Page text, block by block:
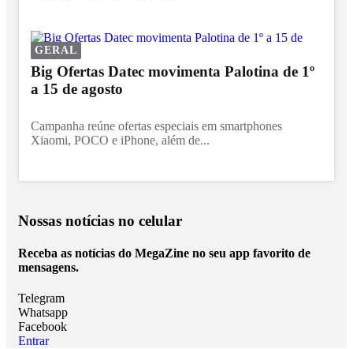
GERAL
Big Ofertas Datec movimenta Palotina de 1º
a 15 de agosto
Campanha reúne ofertas especiais em smartphones
Xiaomi, POCO e iPhone, além de...
Nossas notícias no celular
Receba as notícias do MegaZine no seu app favorito de
mensagens.
Telegram
Whatsapp
Facebook
Entrar